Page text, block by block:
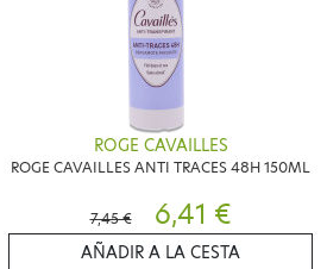
ROGE CAVAILLES
ROGE CAVAILLES ANTI TRACES 48H 150ML
7,45 € 6,41 €
AÑADIR A LA CESTA